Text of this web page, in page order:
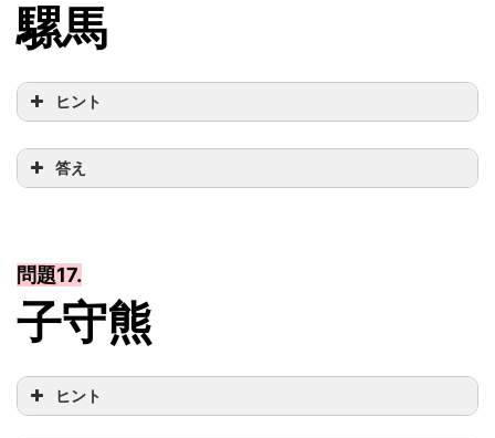
騾馬
ヒント
答え
問題17.
子守熊
ヒント